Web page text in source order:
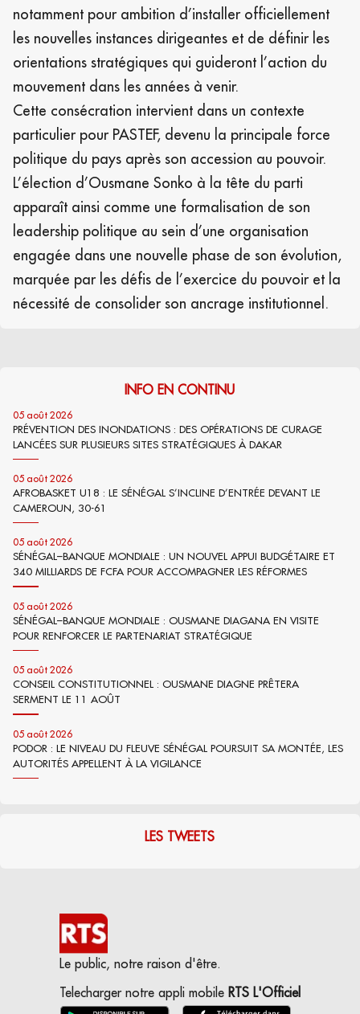
notamment pour ambition d’installer officiellement
les nouvelles instances dirigeantes et de définir les
orientations stratégiques qui guideront l’action du
mouvement dans les années à venir.
Cette consécration intervient dans un contexte
particulier pour PASTEF, devenu la principale force
politique du pays après son accession au pouvoir.
L’élection d’Ousmane Sonko à la tête du parti
apparaît ainsi comme une formalisation de son
leadership politique au sein d’une organisation
engagée dans une nouvelle phase de son évolution,
marquée par les défis de l’exercice du pouvoir et la
nécessité de consolider son ancrage institutionnel.
INFO EN CONTINU
05 août 2026
PRÉVENTION DES INONDATIONS : DES OPÉRATIONS DE CURAGE
LANCÉES SUR PLUSIEURS SITES STRATÉGIQUES À DAKAR
05 août 2026
AFROBASKET U18 : LE SÉNÉGAL S’INCLINE D’ENTRÉE DEVANT LE
CAMEROUN, 30-61
05 août 2026
SÉNÉGAL–BANQUE MONDIALE : UN NOUVEL APPUI BUDGÉTAIRE ET
340 MILLIARDS DE FCFA POUR ACCOMPAGNER LES RÉFORMES
05 août 2026
SÉNÉGAL–BANQUE MONDIALE : OUSMANE DIAGANA EN VISITE
POUR RENFORCER LE PARTENARIAT STRATÉGIQUE
05 août 2026
CONSEIL CONSTITUTIONNEL : OUSMANE DIAGNE PRÊTERA
SERMENT LE 11 AOÛT
05 août 2026
PODOR : LE NIVEAU DU FLEUVE SÉNÉGAL POURSUIT SA MONTÉE, LES
AUTORITÉS APPELLENT À LA VIGILANCE
LES TWEETS
Le public, notre raison d'être.
Telecharger notre appli mobile RTS L'Officiel